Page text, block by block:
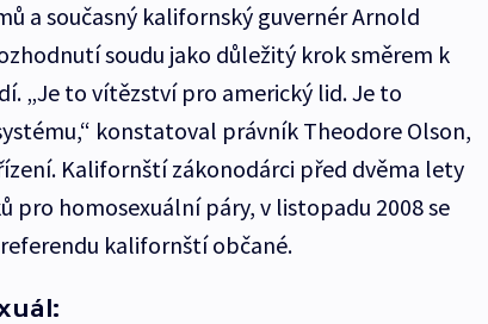
a současný kalifornský guvernér Arnold
soudu jako důležitý krok směrem k
„Je to vítězství pro americký lid. Je to
konstatoval právník Theodore Olson,
Kalifornští zákonodárci před dvěma lety
pro homosexuální páry, v listopadu 2008 se
kalifornští občané.